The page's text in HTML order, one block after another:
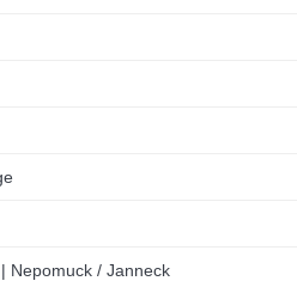
Nepomuck / Janneck